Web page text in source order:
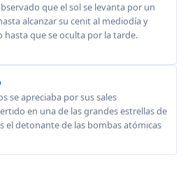
que el sol se levanta por un
alcanzar su cenit al mediodía y
hasta que se oculta por la tarde.
se apreciaba por sus sales
en una de las grandes estrellas de
el detonante de las bombas atómicas